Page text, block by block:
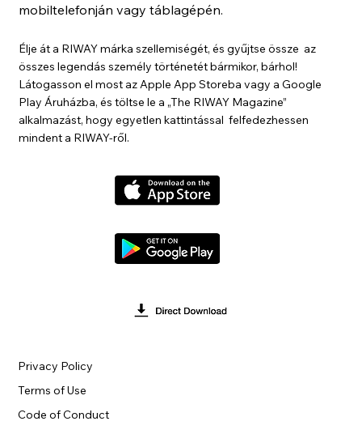
mobiltelefonján vagy táblagépén.
Élje át a RIWAY márka szellemiségét, és gyűjtse össze az
összes legendás személy történetét bármikor, bárhol!
Látogasson el most az Apple App Storeba vagy a Google
Play Áruházba, és töltse le a „The RIWAY Magazine”
alkalmazást, hogy egyetlen kattintással felfedezhessen
mindent a RIWAY-ről.
Terms of Use
Privacy Policy
Code of Conduct